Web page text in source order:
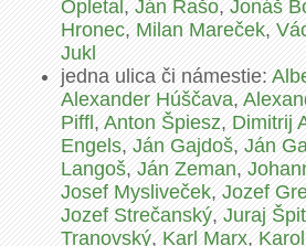
Opletal,Ján Rašo,Jonáš
Hronec,Milan Mareček,
Jukl
jedna ulica či námestie:
Alexander Húščava,
Piffl,Anton Špiesz,Dimitrij
Engels,Ján Gajdoš,Ján
Langoš,Ján Zeman,
Josef Mysliveček,Jozef
Jozef Strečanský,Juraj
Tranovský,Karl Marx,